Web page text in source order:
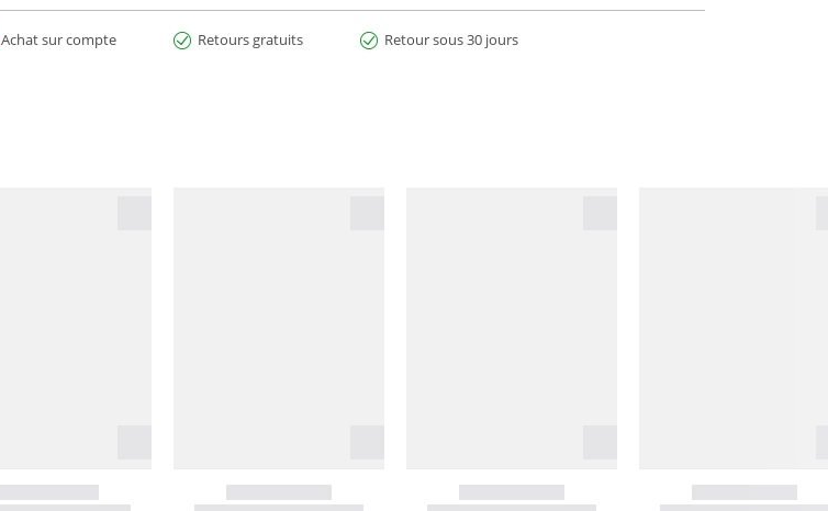
Achat sur compte Retours gratuits Retour sous 30 jours